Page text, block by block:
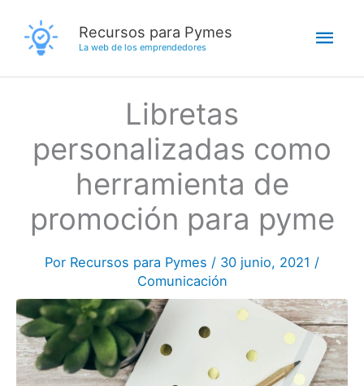
contenido
Recursos para Pymes
La web de los emprendedores
Libretas
personalizadas como
herramienta de
promoción para pyme
Por Recursos para Pymes / 30 junio, 2021 /
Comunicación